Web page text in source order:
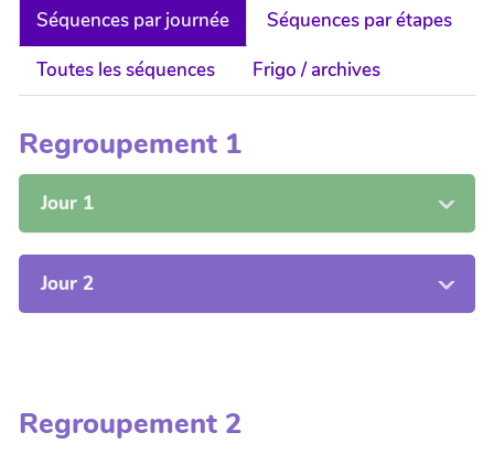
Séquences par journée
Séquences par étapes
Toutes les séquences
Frigo / archives
Regroupement 1
Jour 1
Jour 2
Regroupement 2